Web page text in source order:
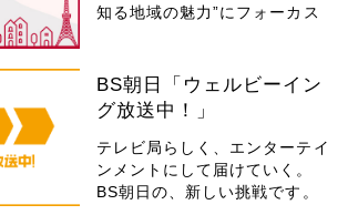
知る地域の魅力”にフォーカス
BS朝日「ウェルビーイン
グ放送中！」
テレビ局らしく、エンターテイ
ンメントにして届けていく。
BS朝日の、新しい挑戦です。